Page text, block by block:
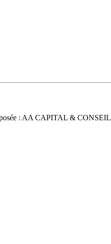
: AA CAPITAL & CONSEIL